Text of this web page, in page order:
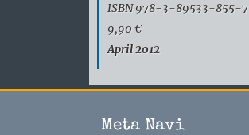
ISBN 978-3-89533-855-7
9,90 €
April 2012
Meta Navi